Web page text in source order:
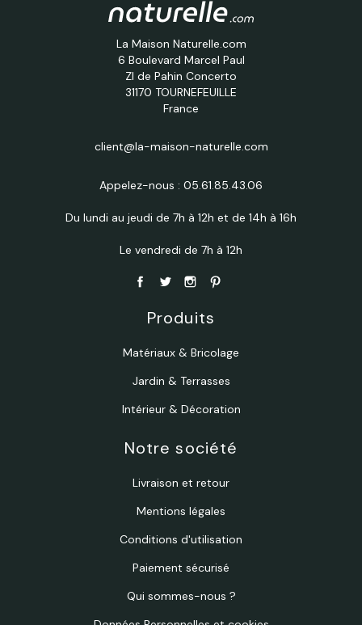
La Maison Naturelle.com
6 Boulevard Marcel Paul
ZI de Pahin Concerto
31170 TOURNEFEUILLE
France
client@la-maison-naturelle.com
Appelez-nous : 05.61.85.43.06
Du lundi au jeudi de 7h à 12h et de 14h à 16h
Le vendredi de 7h à 12h
Produits
Matériaux & Bricolage
Jardin & Terrasses
Intérieur & Décoration
Notre société
Livraison et retour
Mentions légales
Conditions d'utilisation
Paiement sécurisé
Qui sommes-nous ?